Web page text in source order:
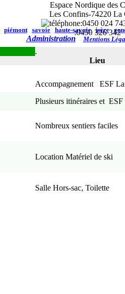
piémont savoie haute-savoie isère
Administration Mentions
Espace Nordique des
Les Confins-74220 La
:0450 024
:0450 326 342
.
Lieu
Accompagnement ESF
Plusieurs itinéraires et
Nombreux sentiers faciles
Location Matériel de ski
Salle Hors-sac, Toilette